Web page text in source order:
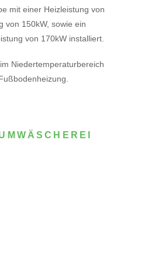
mit einer Heizleistung von
von 150kW, sowie ein
von 170kW installiert.
Niedertemperaturbereich